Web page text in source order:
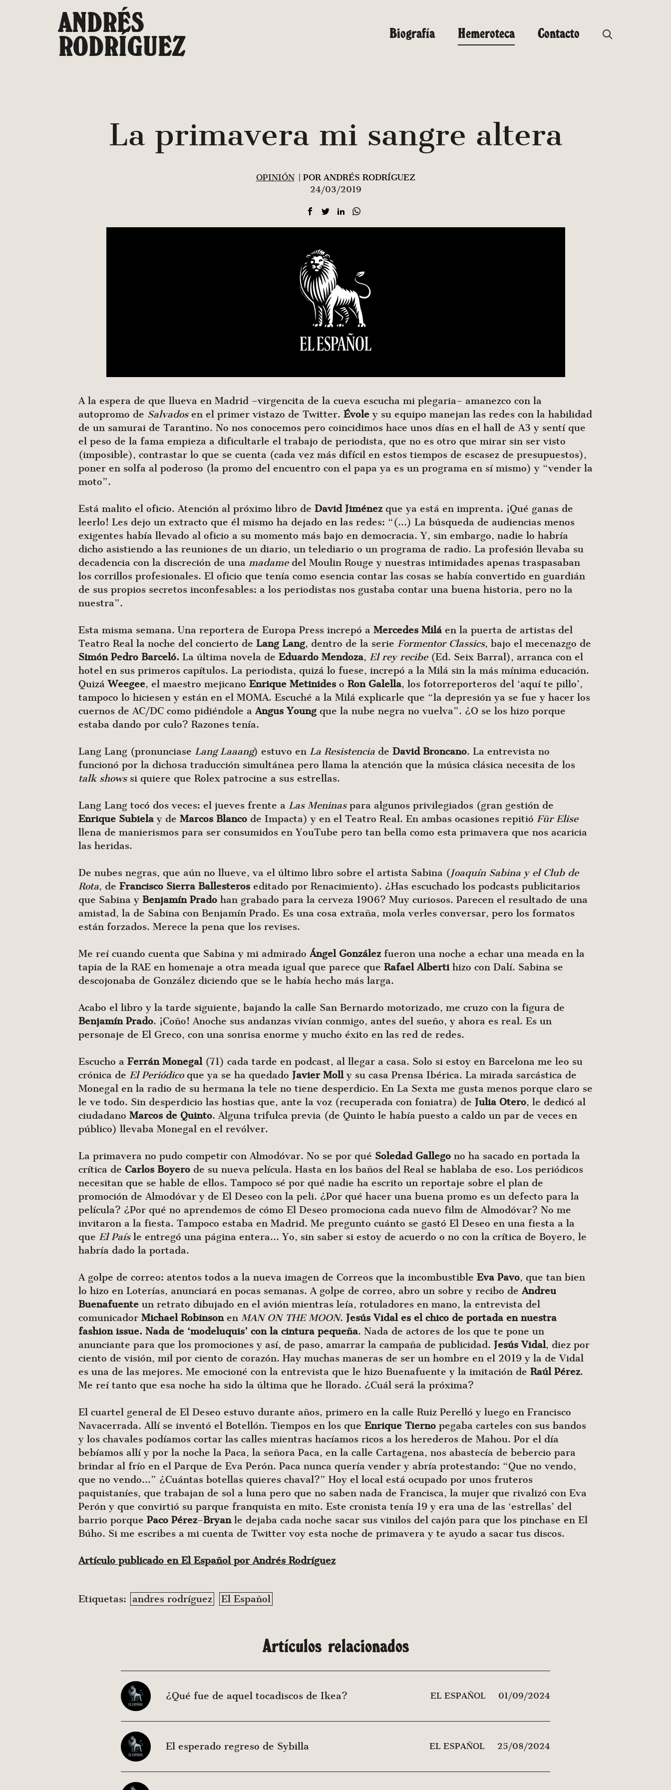
ANDRÉS
RODRÍGUEZ Biografía Hemeroteca Contacto
La primavera mi sangre altera
OPINIÓN
| POR ANDRÉS RODRÍGUEZ
24/03/2019
A la espera de que llueva en Madrid –virgencita de la cueva escucha mi plegaria– amanezco con la
autopromo de Salvadosen el primer vistazo de Twitter. Évole y su equipo manejan las redes con la habilidad
de un samurai de Tarantino. No nos conocemos pero coincidimos hace unos días en el hall de A3 y sentí que
el peso de la fama empieza a dificultarle el trabajo de periodista, que no es otro que mirar sin ser visto
(imposible), contrastar lo que se cuenta (cada vez más difícil en estos tiempos de escasez de presupuestos),
poner en solfa al poderoso (la promo del encuentro con el papa ya es un programa en sí mismo) y “vender la
moto”.
Está malito el oficio. Atención al próximo libro de David Jiménezque ya está en imprenta. ¡Qué ganas de
leerlo! Les dejo un extracto que él mismo ha dejado en las redes: “(…) La búsqueda de audiencias menos
exigentes había llevado al oficio a su momento más bajo en democracia. Y, sin embargo, nadie lo habría
dicho asistiendo a las reuniones de un diario, un telediario o un programa de radio. La profesión llevaba su
decadencia con la discreción de una madamedel Moulin Rouge y nuestras intimidades apenas traspasaban
los corrillos profesionales. El oficio que tenía como esencia contar las cosas se había convertido en guardián
de sus propios secretos inconfesables: a los periodistas nos gustaba contar una buena historia, pero no la
nuestra”.
Esta misma semana. Una reportera de Europa Press increpó a Mercedes Milá en la puerta de artistas del
Teatro Real la noche del concierto de Lang Lang, dentro de la serie Formentor Classics, bajo el mecenazgo de
Simón Pedro Barceló. La última novela de Eduardo Mendoza, El rey recibe(Ed. Seix Barral), arranca con el
hotel en sus primeros capítulos. La periodista, quizá lo fuese, increpó a la Milá sin la más mínima educación.
QuizáWeegee, el maestro mejicano Enrique Metinides o Ron Galella, los fotorreporteros del ‘aquí te pillo’,
tampoco lo hiciesen y están en el MOMA. Escuché a la Milá explicarle que “la depresión ya se fue y hacer los
cuernos de AC/DC como pidiéndole a Angus Young que la nube negra no vuelva”. ¿O se los hizo porque
estaba dando por culo? Razones tenía.
Lang Lang (pronunciase Lang Laaang) estuvo en La Resistencia de David Broncano. La entrevista no
funcionó por la dichosa traducción simultánea pero llama la atención que la música clásica necesita de los
talk showssi quiere que Rolex patrocine a sus estrellas.
Lang Lang tocó dos veces: el jueves frente a Las Meninaspara algunos privilegiados (gran gestión de
Enrique Subiela y de Marcos Blanco de Impacta) y en el Teatro Real. En ambas ocasiones repitió Für Elise
llena de manierismos para ser consumidos en YouTube pero tan bella como esta primavera que nos acaricia
las heridas.
De nubes negras, que aún no llueve, va el último libro sobre el artista Sabina (Joaquín Sabina y el Club de
Rota, de Francisco Sierra Ballesteros editado por Renacimiento). ¿Has escuchado los podcasts publicitarios
que Sabina y Benjamín Prado han grabado para la cerveza 1906? Muy curiosos. Parecen el resultado de una
amistad, la de Sabina con Benjamín Prado. Es una cosa extraña, mola verles conversar, pero los formatos
están forzados. Merece la pena que los revises.
Me reí cuando cuenta que Sabina y mi admirado Ángel Gonzálezfueron una noche a echar una meada en la
tapia de la RAE en homenaje a otra meada igual que parece que Rafael Albertihizo con Dalí. Sabina se
descojonaba de González diciendo que se le había hecho más larga.
Acabo el libro y la tarde siguiente, bajando la calle San Bernardo motorizado, me cruzo con la figura de
Benjamín Prado. ¡Coño! Anoche sus andanzas vivían conmigo, antes del sueño, y ahora es real. Es un
personaje de El Greco, con una sonrisa enorme y mucho éxito en las red de redes.
Escucho a Ferrán Monegal(71) cada tarde en podcast, al llegar a casa. Solo si estoy en Barcelona me leo su
crónica de El Periódicoque ya se ha quedado Javier Molly su casa Prensa Ibérica. La mirada sarcástica de
Monegal en la radio de su hermana la tele no tiene desperdicio. En La Sexta me gusta menos porque claro se
le ve todo. Sin desperdicio las hostias que, ante la voz (recuperada con foniatra) de Julia Otero, le dedicó al
ciudadano Marcos de Quinto. Alguna trifulca previa (de Quinto le había puesto a caldo un par de veces en
público) llevaba Monegal en el revólver.
La primavera no pudo competir con Almodóvar. No se por qué Soledad Gallego no ha sacado en portada la
crítica de Carlos Boyero de su nueva película. Hasta en los baños del Real se hablaba de eso. Los periódicos
necesitan que se hable de ellos. Tampoco sé por qué nadie ha escrito un reportaje sobre el plan de
promoción de Almodóvar y de El Deseo con la peli. ¿Por qué hacer una buena promo es un defecto para la
película? ¿Por qué no aprendemos de cómo El Deseo promociona cada nuevo film de Almodóvar? No me
invitaron a la fiesta. Tampoco estaba en Madrid. Me pregunto cuánto se gastó El Deseo en una fiesta a la
que El Paísle entregó una página entera… Yo, sin saber si estoy de acuerdo o no con la crítica de Boyero, le
habría dado la portada.
A golpe de correo: atentos todos a la nueva imagen de Correos que la incombustible Eva Pavo, que tan bien
lo hizo en Loterías, anunciará en pocas semanas. A golpe de correo, abro un sobre y recibo de Andreu
Buenafuente un retrato dibujado en el avión mientras leía, rotuladores en mano, la entrevista del
comunicador Michael Robinsonen MAN ON THE MOON. Jesús Vidal es el chico de portada en nuestra
fashion issue. Nada de ‘modeluquis’ con la cintura pequeña. Nada de actores de los que te pone un
anunciante para que los promociones y así, de paso, amarrar la campaña de publicidad. Jesús Vidal, diez por
ciento de visión, mil por ciento de corazón. Hay muchas maneras de ser un hombre en el 2019 y la de Vidal
es una de las mejores. Me emocioné con la entrevista que le hizo Buenafuente y la imitación de Raúl Pérez.
Me reí tanto que esa noche ha sido la última que he llorado. ¿Cuál será la próxima?
El cuartel general de El Deseo estuvo durante años, primero en la calle Ruiz Perelló y luego en Francisco
Navacerrada. Allí se inventó el Botellón. Tiempos en los que Enrique Tierno pegaba carteles con sus bandos
y los chavales podíamos cortar las calles mientras hacíamos ricos a los herederos de Mahou. Por el día
bebíamos allí y por la noche la Paca, la señora Paca, en la calle Cartagena, nos abastecía de bebercio para
brindar al frío en el Parque de Eva Perón. Paca nunca quería vender y abría protestando: “Que no vendo,
que no vendo…” ¿Cuántas botellas quieres chaval?” Hoy el local está ocupado por unos fruteros
paquistaníes, que trabajan de sol a luna pero que no saben nada de Francisca, la mujer que rivalizó con Eva
Perón y que convirtió su parque franquista en mito. Este cronista tenía 19 y era una de las ‘estrellas’ del
barrio porque Paco Pérez–Bryanle dejaba cada noche sacar sus vinilos del cajón para que los pinchase en El
Búho. Si me escribes a mi cuenta de Twitter voy esta noche de primavera y te ayudo a sacar tus discos.
Artículo publicado en El Español por Andrés Rodríguez
Etiquetas: andres rodríguez El Español
Artículos relacionados
¿Qué fue de aquel tocadiscos de Ikea? EL ESPAÑOL 01/09/2024
El esperado regreso de Sybilla EL ESPAÑOL 25/08/2024